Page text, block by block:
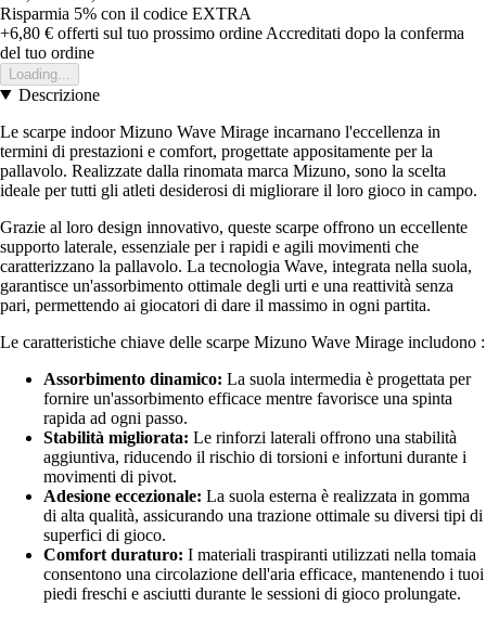
Risparmia 5% con il codice EXTRA
+6,80 € offerti sul tuo prossimo ordine Accreditati dopo la conferma
del tuo ordine
Loading...
Descrizione
Le scarpe indoor Mizuno Wave Mirage incarnano l'eccellenza in
termini di prestazioni e comfort, progettate appositamente per la
pallavolo. Realizzate dalla rinomata marca Mizuno, sono la scelta
ideale per tutti gli atleti desiderosi di migliorare il loro gioco in campo.
Grazie al loro design innovativo, queste scarpe offrono un eccellente
supporto laterale, essenziale per i rapidi e agili movimenti che
caratterizzano la pallavolo. La tecnologia Wave, integrata nella suola,
garantisce un'assorbimento ottimale degli urti e una reattività senza
pari, permettendo ai giocatori di dare il massimo in ogni partita.
Le caratteristiche chiave delle scarpe Mizuno Wave Mirage includono :
Assorbimento dinamico: La suola intermedia è progettata per
fornire un'assorbimento efficace mentre favorisce una spinta
rapida ad ogni passo.
Stabilità migliorata: Le rinforzi laterali offrono una stabilità
aggiuntiva, riducendo il rischio di torsioni e infortuni durante i
movimenti di pivot.
Adesione eccezionale: La suola esterna è realizzata in gomma
di alta qualità, assicurando una trazione ottimale su diversi tipi di
superfici di gioco.
Comfort duraturo: I materiali traspiranti utilizzati nella tomaia
consentono una circolazione dell'aria efficace, mantenendo i tuoi
piedi freschi e asciutti durante le sessioni di gioco prolungate.